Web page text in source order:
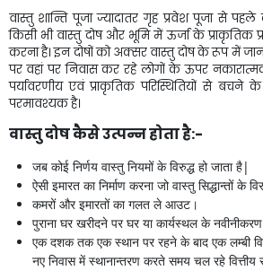
वास्तु शान्ति पूजा ज्यादातर गृह प्रवेश पूजा से पहले
किसी भी वास्तु दोष और भूमि में ऊर्जा के प्राकृतिक
करना है। इन दोषों को अक्सर वास्तु दोष के रूप में
पर वहां पर निवास कर रहे लोगों के ऊपर
पर्यावरणीय एवं प्राकृतिक परिस्थितियों से बचने
परमावश्यक है।
वास्तु दोष कैसे उत्पन्न होता है:-
जब कोई निर्णय वास्तु नियमों के विरुद्ध हो जाता है|
ऐसी इमारत का निर्माण करना जो वास्तु सिद्धान्तों के
कमरों और इमारतों का गलत ले आउट।
पुराना घर खरीदने पर घर या कार्यस्थल के
एक दशक तक एक स्थान पर रहने के बाद एक लम्बी
नए निवास में स्थानान्तरण करते समय चल रहे वित्तीय